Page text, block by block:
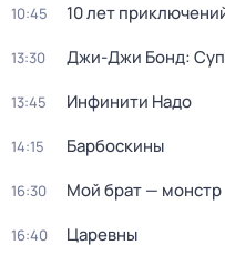
10:45 10 лет
13:30 Джи-Джи Бонд:
13:45 Инфинити Надо
14:15 Барбоскины
16:30 Мой брат — монстр
16:40 Царевны